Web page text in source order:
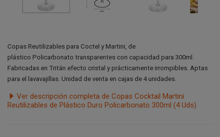
Copas Reutilizables para Coctel y Martini, de
plástico Policarbonato transparentes con capacidad para 300ml.
Fabricadas en Tritán efecto cristal y prácticamente irrompibles. Aptas
para el lavavajillas. Unidad de venta en cajas de 4 unidades.
Ver descripción completa de Copas Cocktail Martini
Reutilizables de Plástico Duro Policarbonato 300ml (4 Uds)